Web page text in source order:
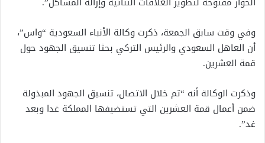
وفي وقت سابق الجمعة، ذكرت وكالة الأنباء السعودية “واس”،
أن العاهل السعودي والرئيس التركي بحثا تنسيق الجهود حول
قمة العشرين.
وذكرت الوكالة أنه “تم خلال الاتصال، تنسيق الجهود المبذولة
ضمن أعمال قمة العشرين التي تستضيفها المملكة غدا وبعد
غد”.